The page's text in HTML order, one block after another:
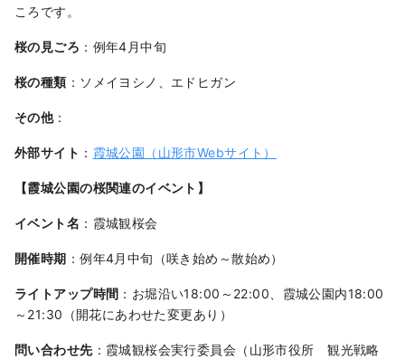
ころです。
桜の見ごろ ：例年4月中旬
桜の種類 ：ソメイヨシノ、エドヒガン
その他：
外部サイト ： 霞城公園（山形市Webサイト）
【霞城公園の桜関連のイベント】
イベント名 ：霞城観桜会
開催時期 ：例年4月中旬（咲き始め～散始め）
ライトアップ時間 ：お堀沿い18:00～22:00、霞城公園内18:00
～21:30（開花にあわせた変更あり）
問い合わせ先：霞城観桜会実行委員会（山形市役所 観光戦略